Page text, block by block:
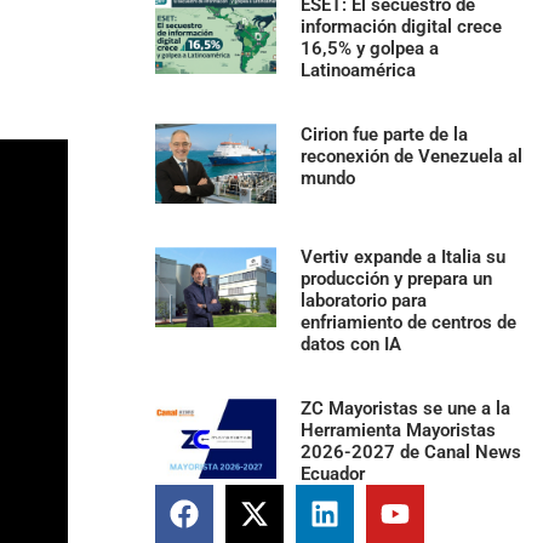
ESET: El secuestro de
información digital crece
16,5% y golpea a
Latinoamérica
Cirion fue parte de la
reconexión de Venezuela al
mundo
Vertiv expande a Italia su
producción y prepara un
laboratorio para
enfriamiento de centros de
datos con IA
ZC Mayoristas se une a la
Herramienta Mayoristas
2026-2027 de Canal News
Ecuador